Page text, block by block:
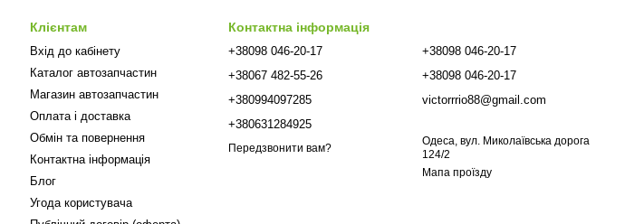
Клієнтам
Вхід до кабінету
Каталог автозапчастин
Магазин автозапчастин
Оплата і доставка
Обмін та повернення
Контактна інформація
Блог
Угода користувача
Контактна інформація
+38098 046-20-17
+38067 482-55-26
+380994097285
+380631284925
Передзвонити вам?
+38098 046-20-17
+38098 046-20-17
victorrrio88@gmail.com
Одеса, вул. Миколаївська дорога
124/2
Мапа проїзду